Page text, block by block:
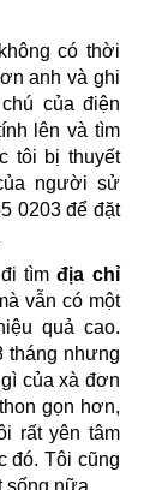
có thời
anh và ghi
của điện
lên và tìm
tôi bị thuyết
người sử
0203 để đặt
đi tìm địa chỉ
vẫn có một
quả cao.
tháng nhưng
của xà đơn
gọn hơn,
rất yên tâm
đó. Tôi cũng
nữa.